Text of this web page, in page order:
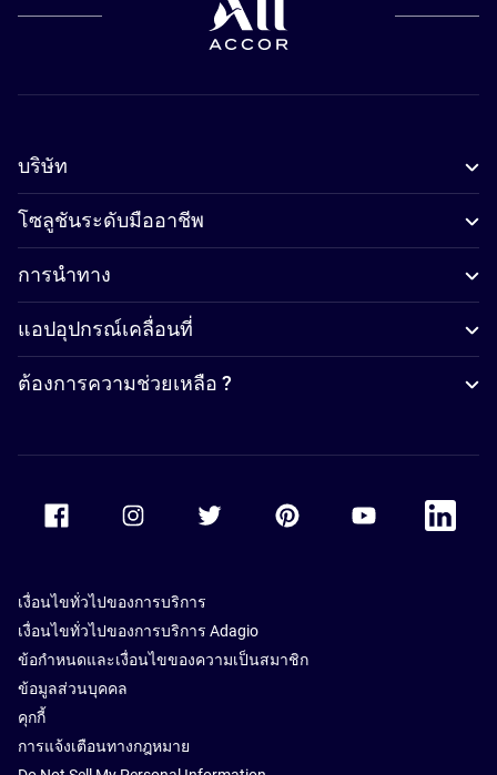
บริษัท
โซลูชันระดับมืออาชีพ
การนำทาง
แอปอุปกรณ์เคลื่อนที่
ต้องการความช่วยเหลือ ?
Accor Youtube
Accor
เงื่อนไขทั่วไปของการบริการ
เงื่อนไขทั่วไปของการบริการ Adagio
ข้อกำหนดและเงื่อนไขของความเป็นสมาชิก
ข้อมูลส่วนบุคคล
คุกกี้
การแจ้งเตือนทางกฎหมาย